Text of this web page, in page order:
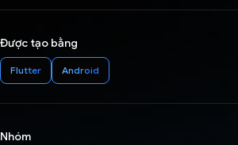
Được tạo bằng
Flutter Android
Nhóm